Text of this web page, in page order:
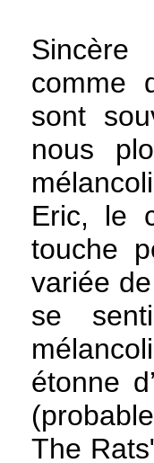
comme
sont
nous
Eric, le
touche
variée
se
étonne
The